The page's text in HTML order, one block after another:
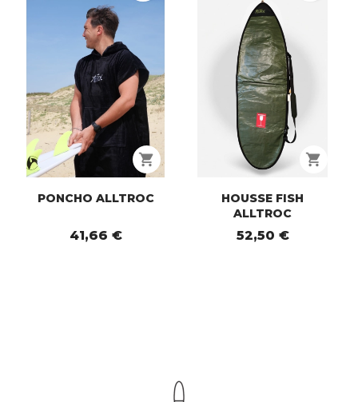
shopping_cart
PONCHO ALLTROC
41,66 €
shopping_cart
HOUSSE FISH
ALLTROC
52,50 €